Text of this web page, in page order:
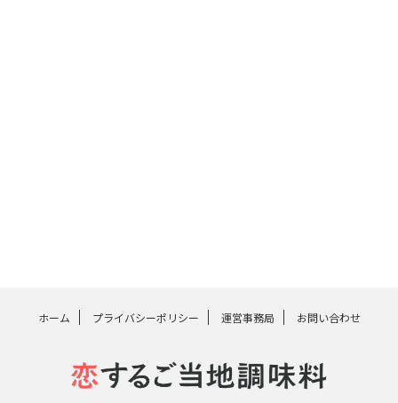
ホーム プライバシーポリシー 運営事務局 お問い合わせ